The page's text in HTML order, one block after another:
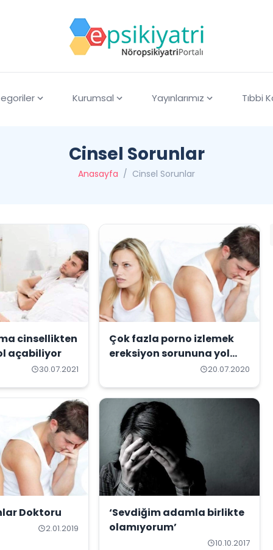
Kurumsal Yayınlarımız Tıbbi
Cinsel Sorunlar
Anasayfa / Cinsel Sorunlar
cinsellikten
açabiliyor
30.07.2021
Çok fazla porno izlemek
ereksiyon sorununa yol
20.07.2020
Doktoru
2.01.2019
‘Sevdiğim adamla birlikte
olamıyorum’
10.10.2017